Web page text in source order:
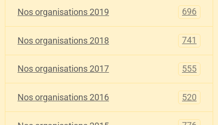
Nos organisations 2019 696
Nos organisations 2018 741
Nos organisations 2017 555
Nos organisations 2016 520